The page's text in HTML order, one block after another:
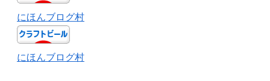
にほんブログ村
にほんブログ村